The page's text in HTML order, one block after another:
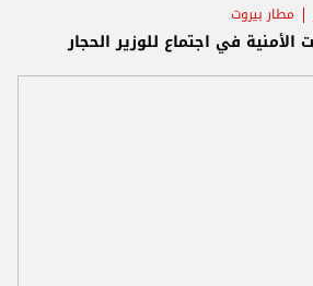
مطار بيروت
في اجتماع للوزير الحجار